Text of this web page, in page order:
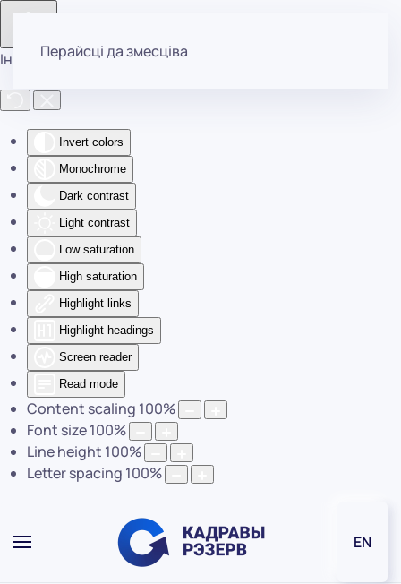
Інструменты даступнасці
Invert colors
Monochrome
Dark contrast
Light contrast
Low saturation
High saturation
Highlight links
Highlight headings
Screen reader
Read mode
Content scaling 100%
Font size100%
Line height 100%
Letter spacing 100%
Перайсці да змесціва
EN